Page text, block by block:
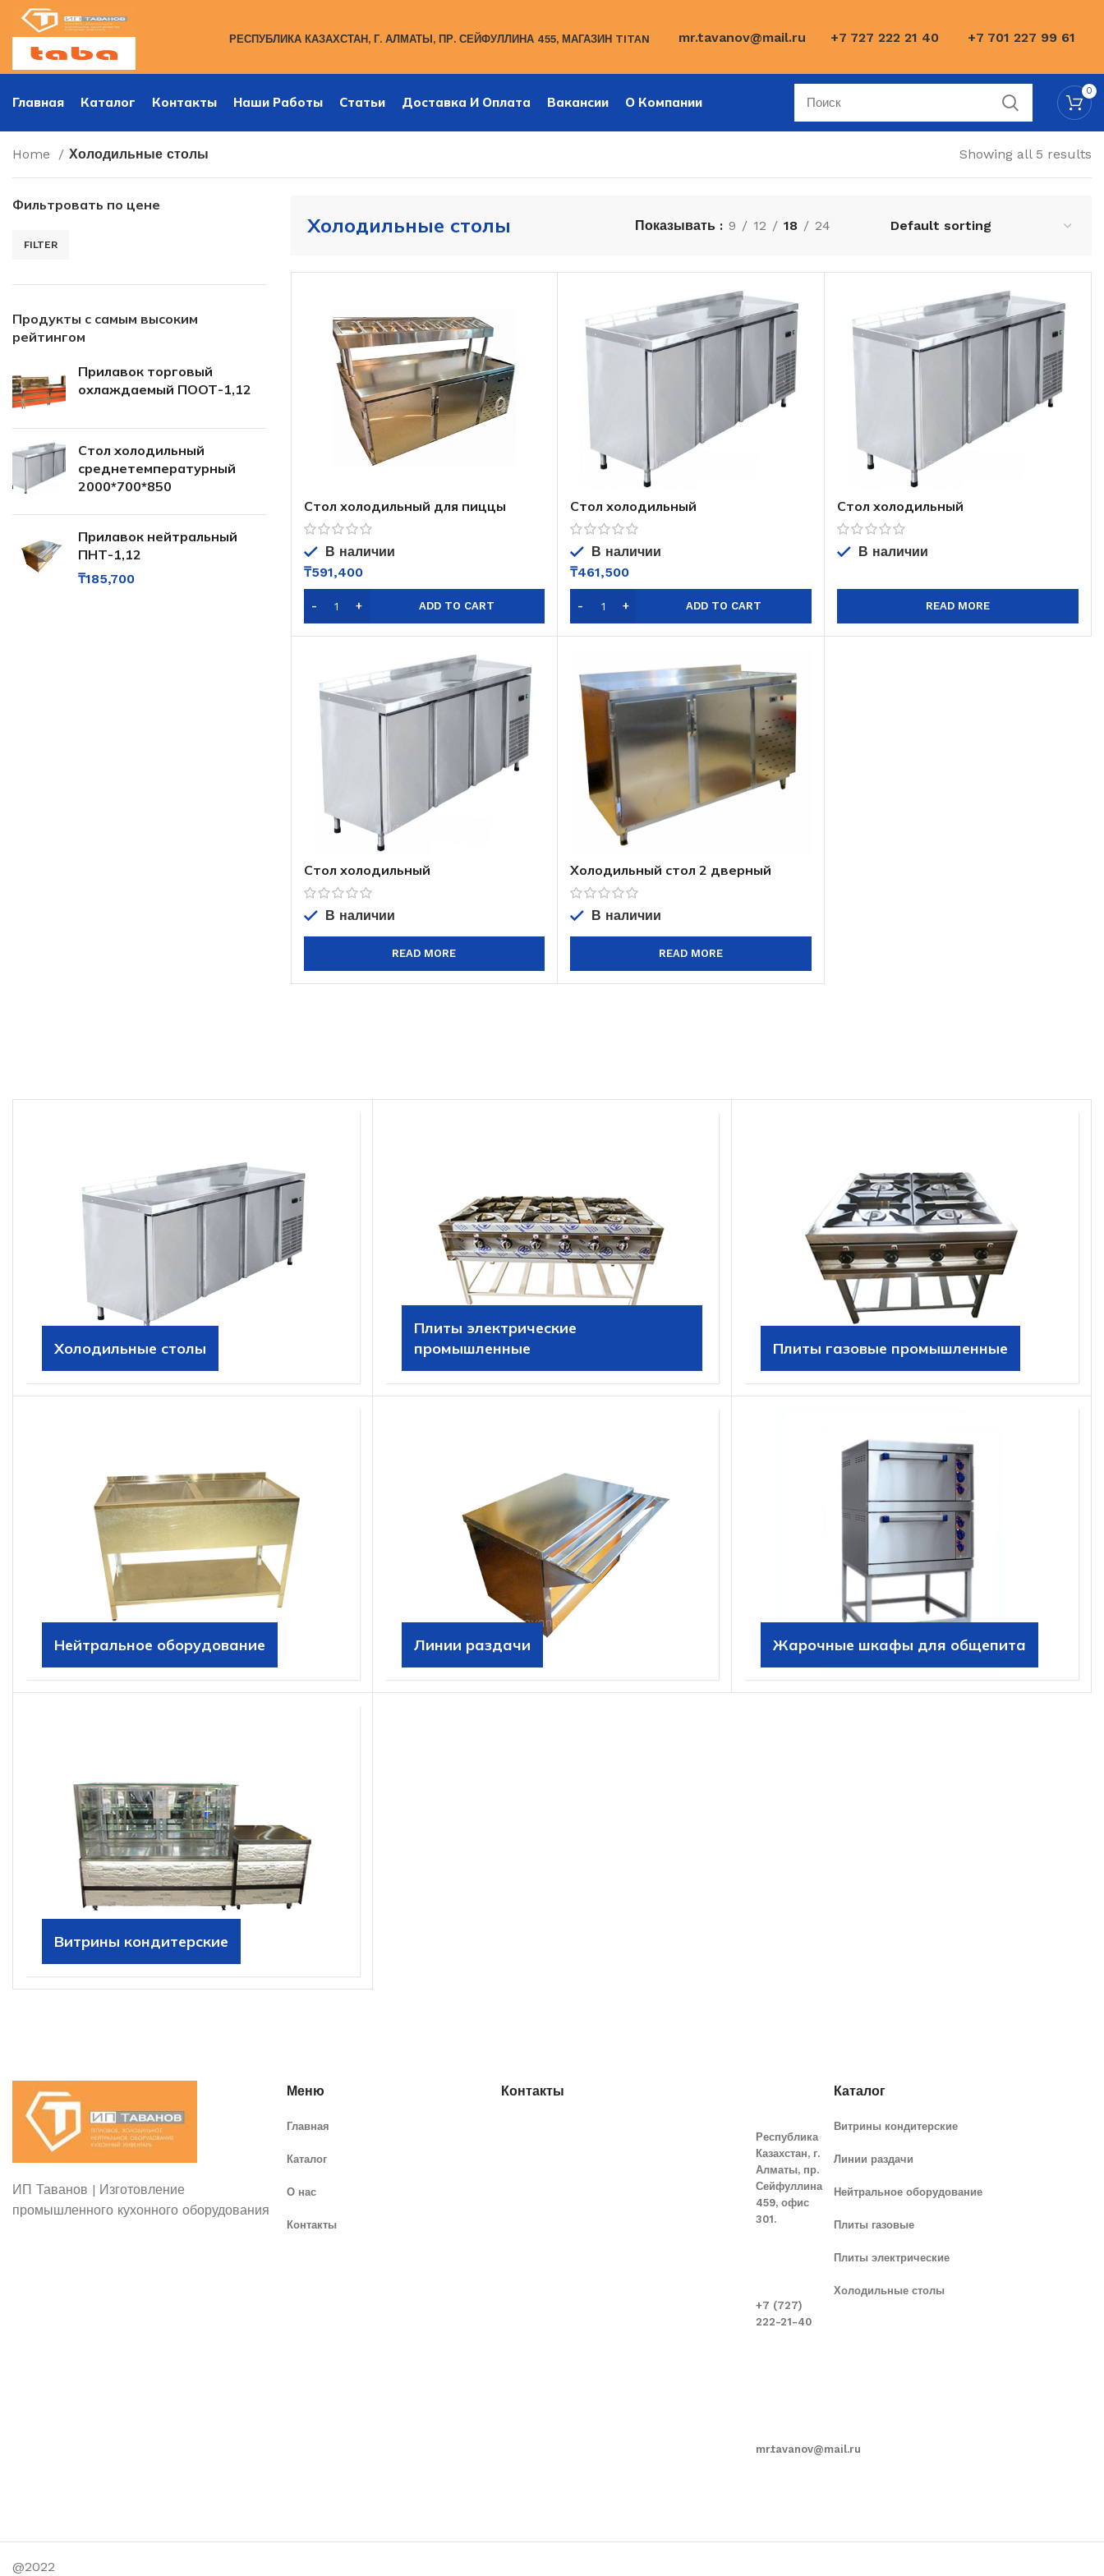
РЕСПУБЛИКА КАЗАХСТАН, Г. АЛМАТЫ, ПР. СЕЙФУЛЛИНА 455, МАГАЗИН TITAN mr.tavanov@mail.ru +7 727 222 21 40 +7 701 227 99 61
Главная Каталог Контакты Наши Работы Статьи Доставка И Оплата Вакансии О Компании
0
Home Холодильные столы Showing all 5 results
Фильтровать по цене
FILTER
Продукты с самым высоким
рейтингом
Прилавок торговый
охлаждаемый ПООТ-1,12
Стол холодильный
среднетемпературный
2000*700*850
Прилавок нейтральный
ПНТ-1,12
₸185,700
Холодильные столы Показывать 9 12 18 24
Стол холодильный для пиццы
В наличии
₸591,400
ADD TO CART
Стол холодильный
среднетемпературный
1500*700*850
В наличии
₸461,500
ADD TO CART
Стол холодильный
среднетемпературный
2000*600*850
В наличии
READ MORE
Стол холодильный
среднетемпературный
2000*700*850
В наличии
READ MORE
Холодильный стол 2 дверный
среднетемпературный
В наличии
READ MORE
Холодильные столы
Плиты электрические
промышленные
Плиты газовые промышленные
Нейтральное оборудование Линии раздачи Жарочные шкафы для общепита
Витрины кондитерские
ИП Таванов | Изготовление
промышленного кухонного оборудования
Меню
Главная
Каталог
О нас
Контакты
Контакты
Республика
Казахстан, г.
Алматы, пр.
Сейфуллина
459, офис
301.
+7 (727)
222-21-40
mr.tavanov@mail.ru
Каталог
Витрины кондитерские
Линии раздачи
Нейтральное оборудование
Плиты газовые
Плиты электрические
Холодильные столы
@2022